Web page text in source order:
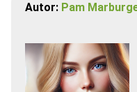
Autor: Pam